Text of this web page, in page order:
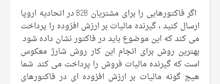
اگر فاکتورهایی را برای مشتریان B2B در اتحادیه اروپا
ارسال کنید ، گیرنده مالیات بر ارزش افزوده را پرداخت
می کند که این موضوع باید در فاکتور نشان داده شود.
بهترین روش برای انجام این کار روش شارژ معکوس
است که گیرنده مالیات فروش را پرداخت می کند. شما
هیچ گونه مالیات بر ارزش افزوده ای در فاکتورهای